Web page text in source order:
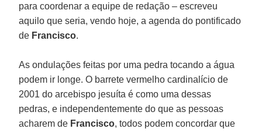
para coordenar a equipe de redação – escreveu
aquilo que seria, vendo hoje, a agenda do pontificado
de Francisco.
As ondulações feitas por uma pedra tocando a água
podem ir longe. O barrete vermelho cardinalício de
2001 do arcebispo jesuíta é como uma dessas
pedras, e independentemente do que as pessoas
acharem de Francisco, todos podem concordar que